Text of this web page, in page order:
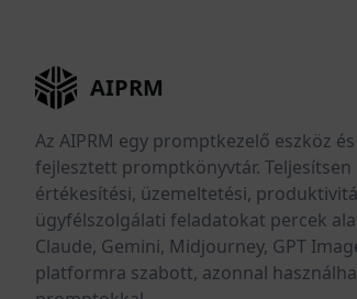
AIPRM
Az AIPRM egy promptkezelő eszköz
fejlesztett promptkönyvtár.
értékesítési, üzemeltetési,
ügyfélszolgálati feladatokat percek
Claude, Gemini, Midjourney, GPT
platformra szabott, azonnal